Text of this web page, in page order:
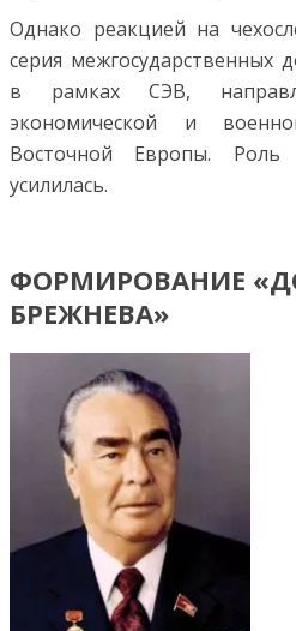
Однако реакцией на
серия межгосударственных
в рамках СЭВ,
экономической и
Восточной Европы.
усилилась.
ФОРМИРОВАНИЕ
БРЕЖНЕВА»